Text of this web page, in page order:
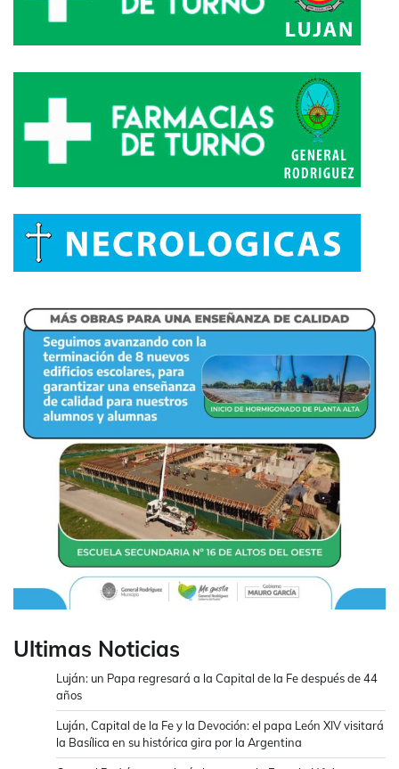
Ultimas Noticias
Luján: un Papa regresará a la Capital de la Fe después de 44
años
Luján, Capital de la Fe y la Devoción: el papa León XIV visitará
la Basílica en su histórica gira por la Argentina